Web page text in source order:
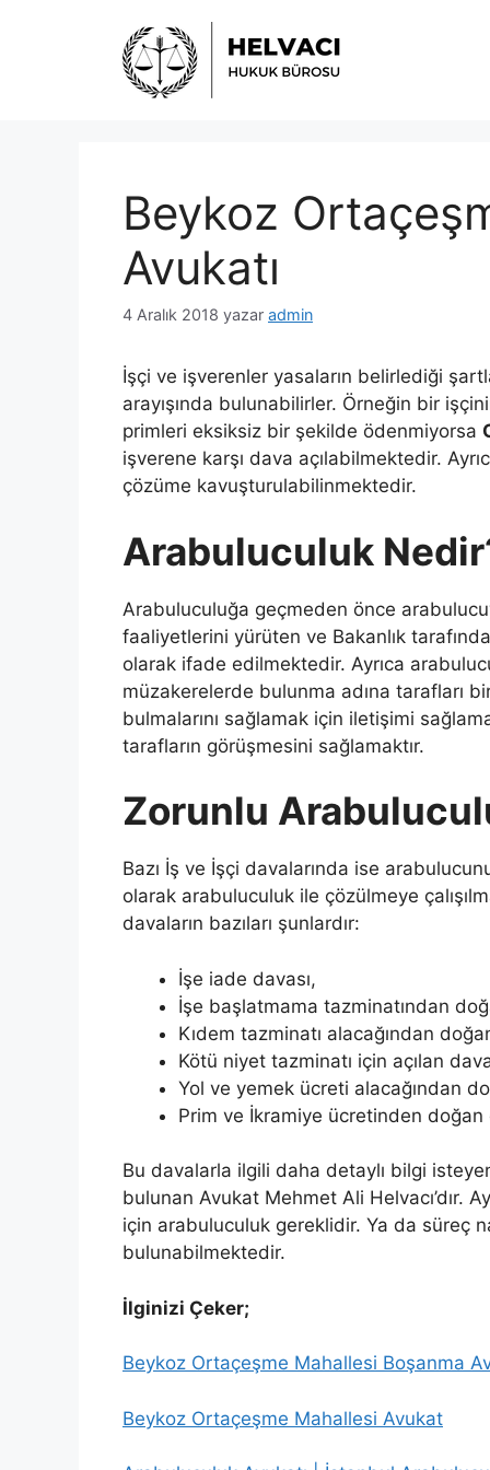
Beykoz
Avukatı
4 Aralık 2018 yazar admin
İşçi ve işverenler yasaların belirlediği
arayışında bulunabilirler. Örneğin bir
primleri eksiksiz bir şekilde ödenmiyorsa
işverene karşı dava açılabilmektedir.
çözüme kavuşturulabilinmektedir.
Arabuluculuk
Arabuluculuğa geçmeden önce
faaliyetlerini yürüten ve Bakanlık
olarak ifade edilmektedir. Ayrıca
müzakerelerde bulunma adına tarafları
bulmalarını sağlamak için iletişimi
tarafların görüşmesini sağlamaktır.
Zorunlu
Bazı İş ve İşçi davalarında ise
olarak arabuluculuk ile çözülmeye
davaların bazıları şunlardır:
İşe iade davası,
İşe başlatmama tazminatından
Kıdem tazminatı alacağından
Kötü niyet tazminatı için açılan
Yol ve yemek ücreti alacağından
Prim ve İkramiye ücretinden doğan
Bu davalarla ilgili daha detaylı bilgi
bulunan Avukat Mehmet Ali Helvacı’dır.
için arabuluculuk gereklidir. Ya da süreç
bulunabilmektedir.
İlginizi Çeker;
Beykoz Ortaçeşme Mahallesi Boşanma
Beykoz Ortaçeşme Mahallesi Avukat